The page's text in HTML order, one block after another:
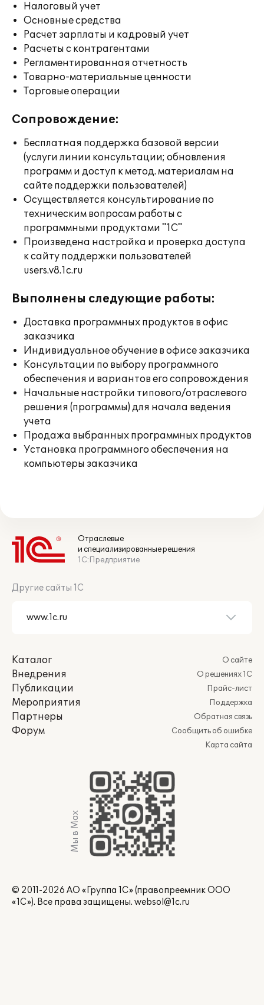
Налоговый учет
Основные средства
Расчет зарплаты и кадровый учет
Расчеты с контрагентами
Регламентированная отчетность
Товарно-материальные ценности
Торговые операции
Сопровождение:
Бесплатная поддержка базовой версии
(услуги линии консультации; обновления
программ и доступ к метод. материалам на
сайте поддержки пользователей)
Осуществляется консультирование по
техническим вопросам работы с
программными продуктами "1С"
Произведена настройка и проверка доступа
к сайту поддержки пользователей
users.v8.1c.ru
Выполнены следующие работы:
Доставка программных продуктов в офис
заказчика
Индивидуальное обучение в офисе заказчика
Консультации по выбору программного
обеспечения и вариантов его сопровождения
Начальные настройки типового/отраслевого
решения (программы) для начала ведения
учета
Продажа выбранных программных продуктов
Установка программного обеспечения на
компьютеры заказчика
Отраслевые
и специализированные решения
1С:Предприятие
Другие сайты 1С
Каталог
Внедрения
Публикации
Мероприятия
Партнеры
Форум
О сайте
О решениях 1С
Прайс-лист
Поддержка
Обратная связь
Сообщить об ошибке
Карта сайта
Мы в Max
© 2011-2026 АО «Группа 1С» (правопреемник ООО
«1С»). Все права защищены. websol@1c.ru